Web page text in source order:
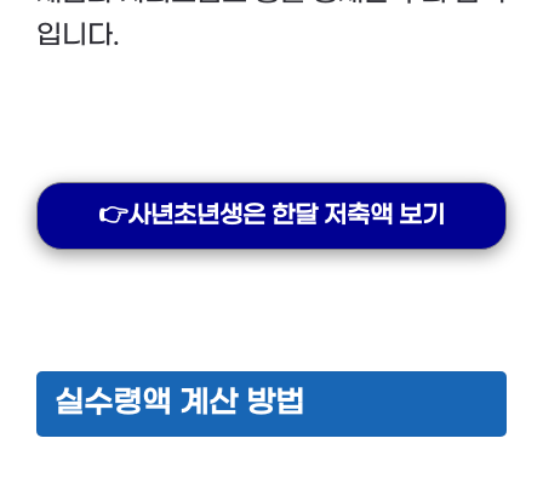
입니다.
👉사년초년생은 한달 저축액 보기
실수령액 계산 방법